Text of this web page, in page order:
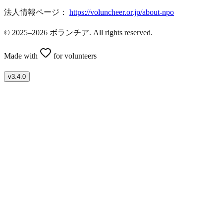
法人情報ページ： https://voluncheer.or.jp/about-npo
© 2025–2026 ボランチア. All rights reserved.
Made with for volunteers
v3.4.0